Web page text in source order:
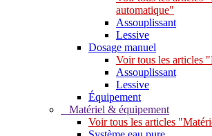
automatique"
Assouplissant
Lessive
Dosage manuel
Voir tous les articles
Assouplissant
Lessive
Équipement
Matériel & équipement
Voir tous les articles